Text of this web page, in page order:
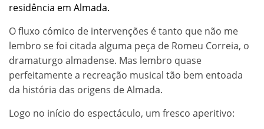
residência em Almada.
O fluxo cómico de intervenções é tanto que não me
lembro se foi citada alguma peça de Romeu Correia, o
dramaturgo almadense. Mas lembro quase
perfeitamente a recreação musical tão bem entoada
da história das origens de Almada.
Logo no início do espectáculo, um fresco aperitivo: